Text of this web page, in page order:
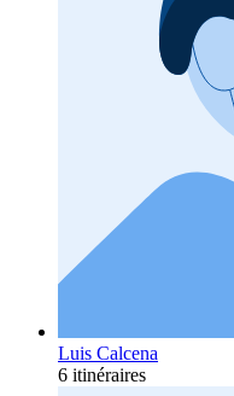
Luis Calcena
6 itinéraires